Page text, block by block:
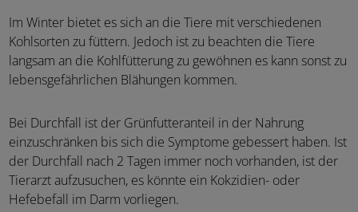
Im Winter bietet es sich an die Tiere mit verschiedenen
Kohlsorten zu füttern. Jedoch ist zu beachten die Tiere
langsam an die Kohlfütterung zu gewöhnen es kann sonst zu
lebensgefährlichen Blähungen kommen.
Bei Durchfall ist der Grünfutteranteil in der Nahrung
einzuschränken bis sich die Symptome gebessert haben. Ist
der Durchfall nach 2 Tagen immer noch vorhanden, ist der
Tierarzt aufzusuchen, es könnte ein Kokzidien- oder
Hefebefall im Darm vorliegen.